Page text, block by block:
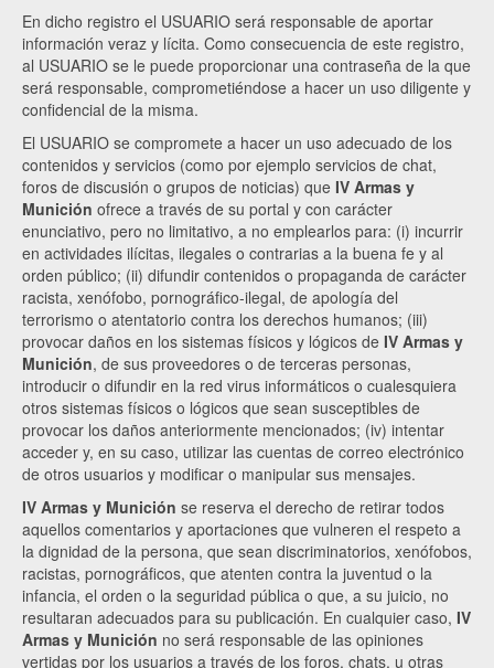
En dicho registro el USUARIO será responsable de aportar
información veraz y lícita. Como consecuencia de este registro,
al USUARIO se le puede proporcionar una contraseña de la que
será responsable, comprometiéndose a hacer un uso diligente y
confidencial de la misma.
El USUARIO se compromete a hacer un uso adecuado de los
contenidos y servicios (como por ejemplo servicios de chat,
foros de discusión o grupos de noticias) que IV Armas y
Munición ofrece a través de su portal y con carácter
enunciativo, pero no limitativo, a no emplearlos para: (i) incurrir
en actividades ilícitas, ilegales o contrarias a la buena fe y al
orden público; (ii) difundir contenidos o propaganda de carácter
racista, xenófobo, pornográfico-ilegal, de apología del
terrorismo o atentatorio contra los derechos humanos; (iii)
provocar daños en los sistemas físicos y lógicos de IV Armas y
Munición, de sus proveedores o de terceras personas,
introducir o difundir en la red virus informáticos o cualesquiera
otros sistemas físicos o lógicos que sean susceptibles de
provocar los daños anteriormente mencionados; (iv) intentar
acceder y, en su caso, utilizar las cuentas de correo electrónico
de otros usuarios y modificar o manipular sus mensajes.
IV Armas y Munición se reserva el derecho de retirar todos
aquellos comentarios y aportaciones que vulneren el respeto a
la dignidad de la persona, que sean discriminatorios, xenófobos,
racistas, pornográficos, que atenten contra la juventud o la
infancia, el orden o la seguridad pública o que, a su juicio, no
resultaran adecuados para su publicación. En cualquier caso, IV
Armas y Munición no será responsable de las opiniones
vertidas por los usuarios a través de los foros, chats, u otras